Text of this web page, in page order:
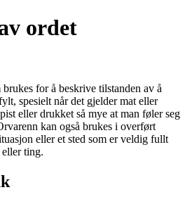
ordet
for å beskrive tilstanden av å
spesielt når det gjelder mat eller
eller drukket så mye at man føler seg
kan også brukes i overført
eller et sted som er veldig fullt
ting.